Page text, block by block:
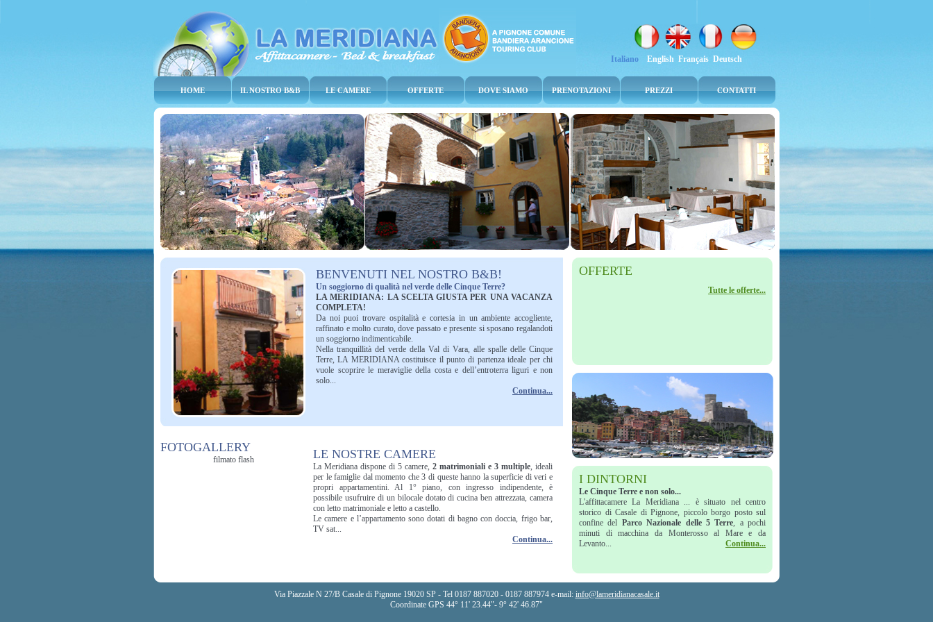
Italiano English Français Deutsch
HOME IL NOSTRO B&B LE CAMERE OFFERTE DOVE SIAMO PRENOTAZIONI PREZZI CONTATTI
BENVENUTI NEL NOSTRO B&B!
Un soggiorno di qualità nel verde delle Cinque Terre?
LA MERIDIANA: LA SCELTA GIUSTA PER UNA VACANZA
COMPLETA!
Da noi puoi trovare ospitalità e cortesia in un ambiente accogliente,
raffinato e molto curato, dove passato e presente si sposano regalandoti
un soggiorno indimenticabile.
Nella tranquillità del verde della Val di Vara, alle spalle delle Cinque
Terre, LA MERIDIANA costituisce il punto di partenza ideale per chi
vuole scoprire le meraviglie della costa e dell’entroterra liguri e non
solo...
Continua...
FOTOGALLERY
filmato flash LE NOSTRE CAMERE
La Meridiana dispone di 5 camere, 2 matrimoniali e 3 multiple, ideali
per le famiglie dal momento che 3 di queste hanno la superficie di veri e
propri appartamentini. Al 1° piano, con ingresso indipendente, è
possibile usufruire di un bilocale dotato di cucina ben attrezzata, camera
con letto matrimoniale e letto a castello.
Le camere e l’appartamento sono dotati di bagno con doccia, frigo bar,
TV sat...
Continua...
OFFERTE
Tutte le offerte...
I DINTORNI
Le Cinque Terre e non solo...
L'affittacamere La Meridiana ... è situato nel centro
storico di Casale di Pignone, piccolo borgo posto sul
confine del Parco Nazionale delle 5 Terre, a pochi
minuti di macchina da Monterosso al Mare e da
Levanto...
Continua...
Via Piazzale N 27/B Casale di Pignone 19020 SP - Tel 0187 887020 - 0187 887974 e-mail: info@lameridianacasale.it
Coordinate GPS 44° 11' 23.44"- 9° 42' 46.87"